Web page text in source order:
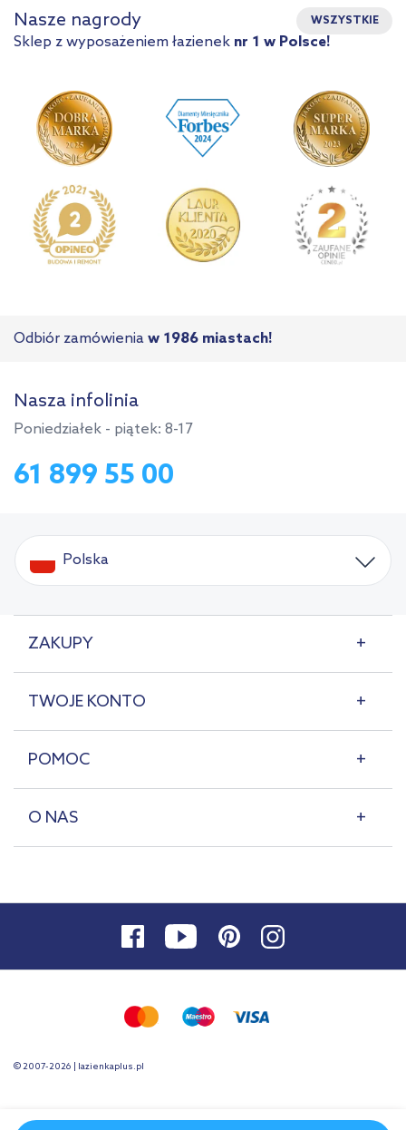
Nasze nagrody WSZYSTKIE
Sklep z wyposażeniem łazienek nr 1 w Polsce!
Odbiór zamówienia w 1986 miastach!
Nasza infolinia
Poniedziałek - piątek: 8-17
61 899 55 00
Polska
ZAKUPY
TWOJE KONTO
POMOC
O NAS
© 2007-2026 | lazienkaplus.pl